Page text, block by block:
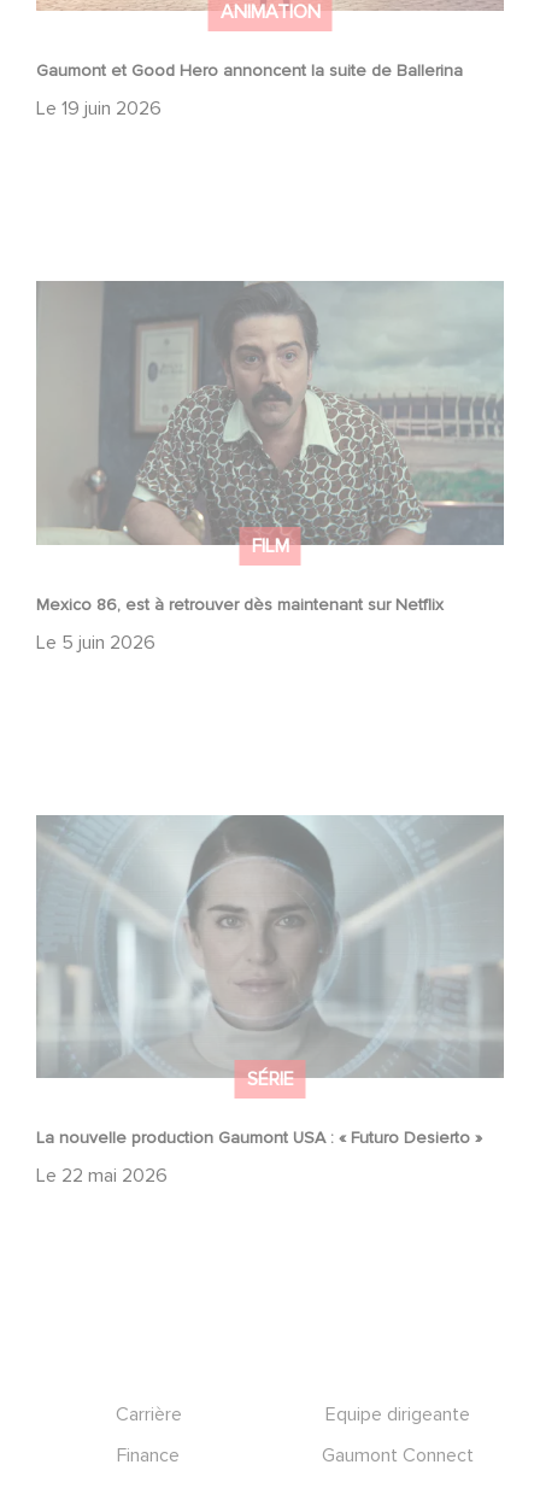
ANIMATION
Gaumont et Good Hero annoncent la suite de Ballerina
Le 19 juin 2026
FILM
Mexico 86, est à retrouver dès maintenant sur Netflix
Le 5 juin 2026
Mexico 86, est à retrouver dès maintenant sur Netflix
SÉRIE
La nouvelle production Gaumont USA : « Futuro Desierto »
Le 22 mai 2026
La nouvelle production Gaumont USA : « Futuro Desierto
Carrière
Equipe dirigeante
Finance
Gaumont Connect